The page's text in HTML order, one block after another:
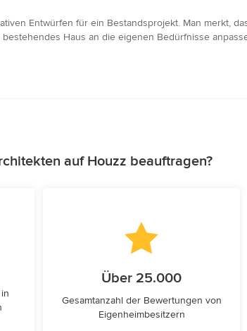
Entwürfen für ein Bestandsprojekt. Man merkt,
Haus an die eigenen Bedürfnisse
auf Houzz beauftragen?
Über 25.000
Gesamtanzahl der Bewertungen von
Eigenheimbesitzern